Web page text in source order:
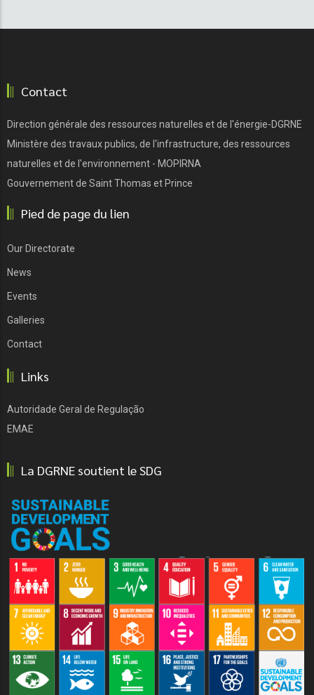
Contact
Direction générale des ressources naturelles et de l'énergie-DGRNE
Ministère des travaux publics, de l'infrastructure, des ressources
naturelles et de l'environnement - MOPIRNA
Gouvernement de Saint Thomas et Prince
Pied de page du lien
Our Directorate
News
Events
Galleries
Contact
Links
Autoridade Geral de Regulação
EMAE
La DGRNE soutient le SDG